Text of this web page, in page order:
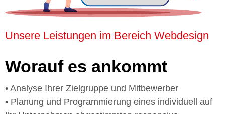
Unsere Leistungen im Bereich Webdesign
Worauf es ankommt
• Analyse Ihrer Zielgruppe und Mitbewerber
• Planung und Programmierung eines individuell auf